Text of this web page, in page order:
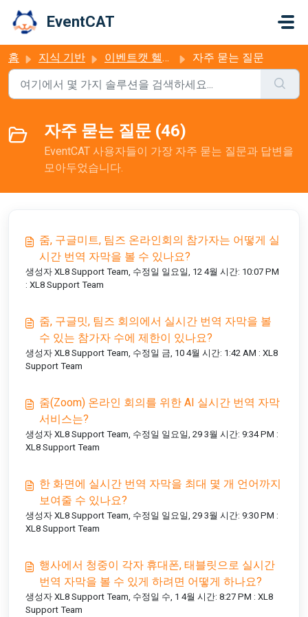
EventCAT
홈 지식 기반 이벤트캣 헬프데스크 자주 묻는 질문
자주 묻는 질문 (46)
EventCAT 사용자들이 가장 자주 묻는 질문과 답변을
모아두었습니다.
줌, 구글미트, 팀즈 온라인회의 참가자는 어떻게 실
시간 번역 자막을 볼 수 있나요?
생성자 XL8 Support Team, 수정일 일요일, 12 4월 시간: 10:07 PM
: XL8 Support Team
줌, 구글밋, 팀즈 회의에서 실시간 번역 자막을 볼
수 있는 참가자 수에 제한이 있나요?
생성자 XL8 Support Team, 수정일 금, 10 4월 시간: 1:42 AM : XL8
Support Team
줌(Zoom) 온라인 회의를 위한 AI 실시간 번역 자막
서비스는?
생성자 XL8 Support Team, 수정일 일요일, 29 3월 시간: 9:34 PM :
XL8 Support Team
한 화면에 실시간 번역 자막을 최대 몇 개 언어까지
보여줄 수 있나요?
생성자 XL8 Support Team, 수정일 일요일, 29 3월 시간: 9:30 PM :
XL8 Support Team
행사에서 청중이 각자 휴대폰, 태블릿으로 실시간
번역 자막을 볼 수 있게 하려면 어떻게 하나요?
생성자 XL8 Support Team, 수정일 수, 1 4월 시간: 8:27 PM : XL8
Support Team